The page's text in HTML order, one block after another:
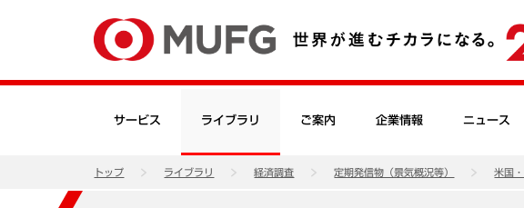
サービス ライブラリ ご案内 企業情報 ニュース
トップ ライブラリ 経済調査 定期発信物（景気概況等） 米国